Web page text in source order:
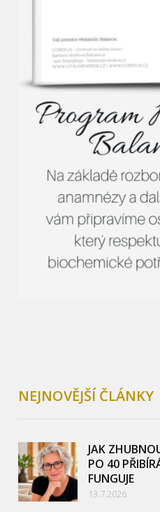
NEJNOVĚJŠÍ ČLÁNKY
JAK
PO 40
FUNGUJE
13.7.2026